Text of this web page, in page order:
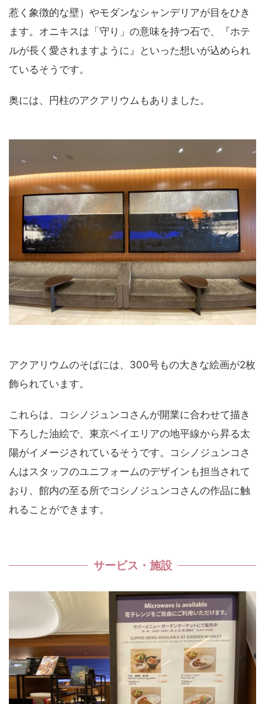
惹く象徴的な壁）やモダンなシャンデリアが目をひき
ます。オニキスは「守り」の意味を持つ石で、『ホテ
ルが長く愛されますように』といった想いが込められ
ているそうです。
奥には、円柱のアクアリウムもありました。
アクアリウムのそばには、300号もの大きな絵画が2枚
飾られています。
これらは、コシノジュンコさんが開業に合わせて描き
下ろした油絵で、東京ベイエリアの地平線から昇る太
陽がイメージされているそうです。コシノジュンコさ
んはスタッフのユニフォームのデザインも担当されて
おり、館内の至る所でコシノジュンコさんの作品に触
れることができます。
サービス・施設